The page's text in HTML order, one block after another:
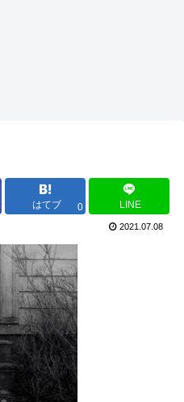
はてブ 0 LINE
2021.07.08